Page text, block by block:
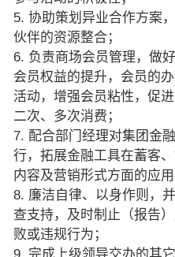
5. 协助策划异业合作方案
伙伴的资源整合；
6. 负责商场会员管理，做
会员权益的提升，会员的
活动，增强会员粘性，促
二次、多次消费；
7. 配合部门经理对集团金
行，拓展金融工具在蓄客
内容及营销形式方面的应用
8. 廉洁自律、以身作则，
查支持，及时制止（报告
败或违规行为；
9. 完成上级领导交办的其它